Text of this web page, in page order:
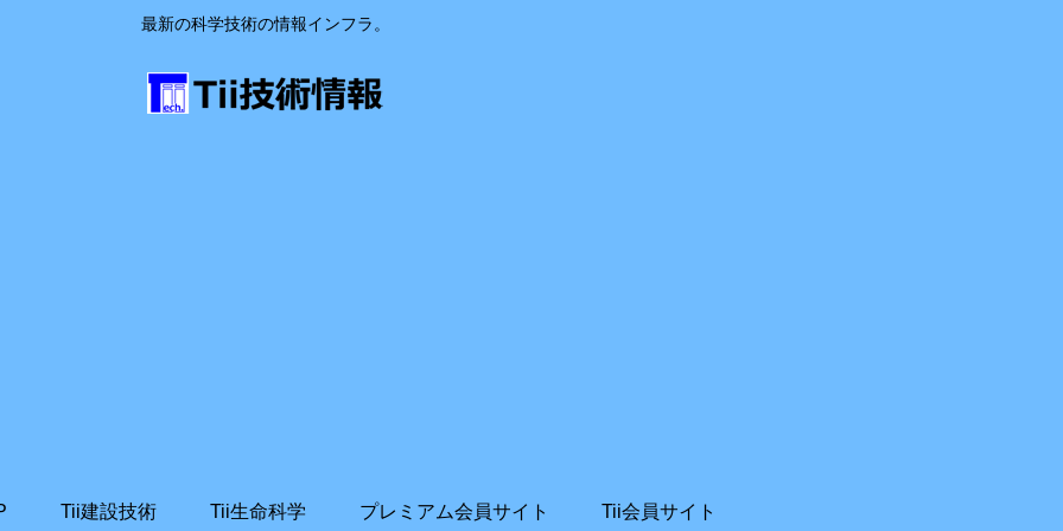
最新の科学技術の情報インフラ。
Tii建設技術 Tii生命科学 プレミアム会員サイト Tii会員サイト